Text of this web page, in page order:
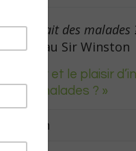
parlait des malades
2017
au Sir Winston
et le plaisir
des malades ? »
Invitation